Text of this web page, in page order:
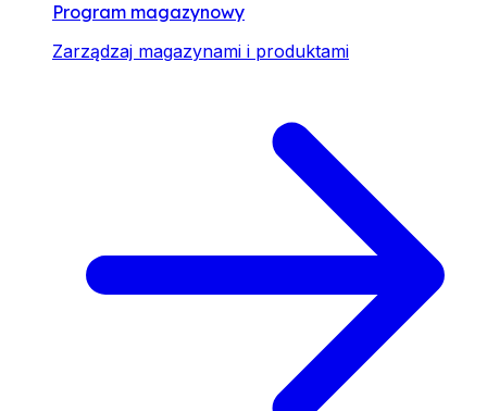
Program magazynowy
Zarządzaj magazynami i produktami